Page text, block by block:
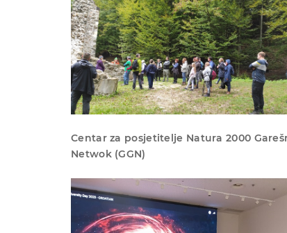
Centar za posjetitelje Natura 2000
Netwok (GGN)